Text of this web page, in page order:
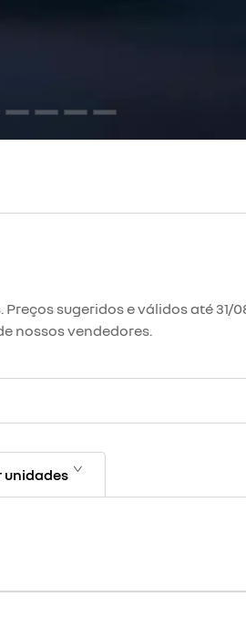
sugeridos e válidos até 31/
nossos vendedores.
unidades